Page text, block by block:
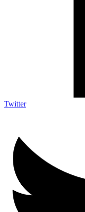
Twitter